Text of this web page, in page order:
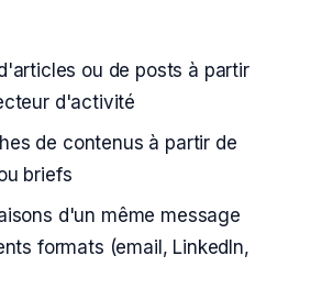
ou de posts à partir
d'activité
de contenus à partir de
briefs
d'un même message
formats (email, LinkedIn,